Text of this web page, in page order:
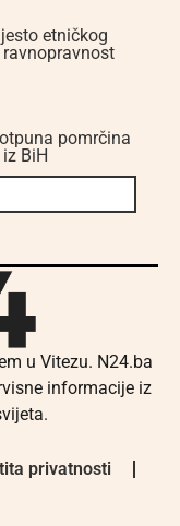
etničkog
pomrčina
BiH
u Vitezu. N24.ba
informacije iz
privatnosti